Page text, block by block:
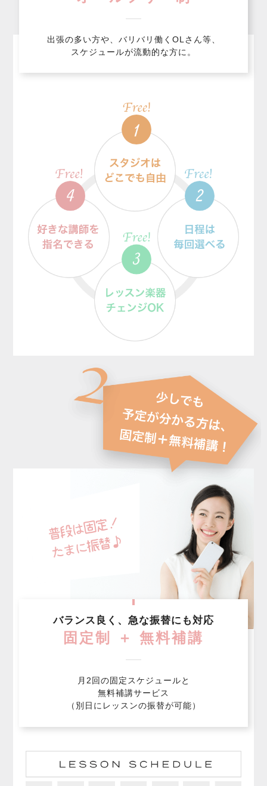
出張の多い方や、バリバリ働くOLさん等、
スケジュールが流動的な方に。
バランス良く、急な振替にも対応
固定制 ＋ 無料補講
月2回の固定スケジュールと
無料補講サービス
（別日にレッスンの振替が可能）